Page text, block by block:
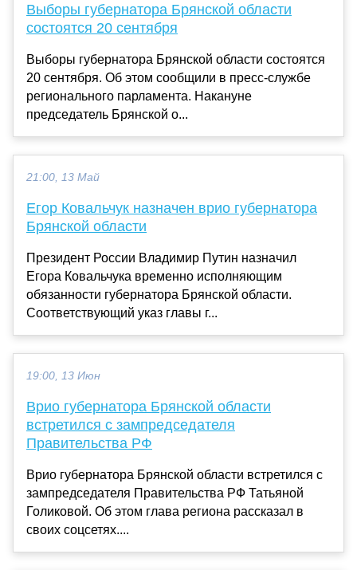
Выборы губернатора Брянской области
состоятся 20 сентября
Выборы губернатора Брянской области состоятся
20 сентября. Об этом сообщили в пресс-службе
регионального парламента. Накануне
председатель Брянской о...
21:00, 13 Май
Егор Ковальчук назначен врио губернатора
Брянской области
Президент России Владимир Путин назначил
Егора Ковальчука временно исполняющим
обязанности губернатора Брянской области.
Соответствующий указ главы г...
19:00, 13 Июн
Врио губернатора Брянской области
встретился с зампредседателя
Правительства РФ
Врио губернатора Брянской области встретился с
зампредседателя Правительства РФ Татьяной
Голиковой. Об этом глава региона рассказал в
своих соцсетях....